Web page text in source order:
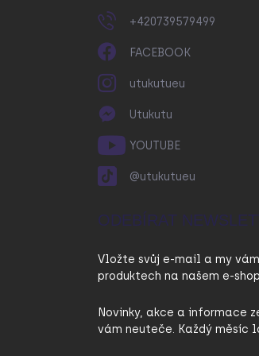
+420739579499
FACEBOOK
utukutueu
Utukutu
YOUTUBE
@utukutueu
ODEBÍRAT
Vložte svůj e-mail a my
produktech na našem e-
Novinky, akce a informace
vám neuteče. Každý měsíc